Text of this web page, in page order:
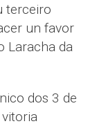
terceiro
un favor
Laracha da
dos 3 de